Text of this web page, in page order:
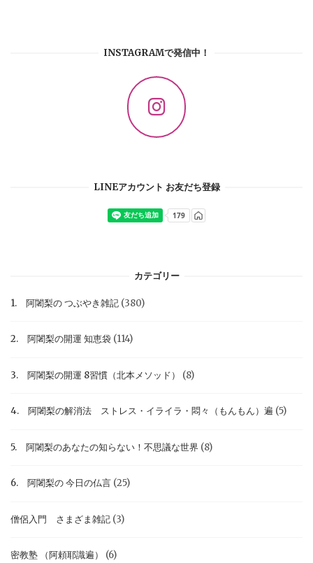
INSTAGRAMで発信中！
LINEアカウント お友だち登録
カテゴリー
1. 阿闍梨の つぶやき雑記 (380)
2. 阿闍梨の開運 知恵袋 (114)
3. 阿闍梨の開運 8習慣（北本メソッド） (8)
4. 阿闍梨の解消法 ストレス・イライラ・悶々（もんもん）遍 (5)
5. 阿闍梨のあなたの知らない！不思議な世界 (8)
6. 阿闍梨の 今日の仏言 (25)
僧侶入門 さまざま雑記 (3)
密教塾 （阿頼耶識遍） (6)